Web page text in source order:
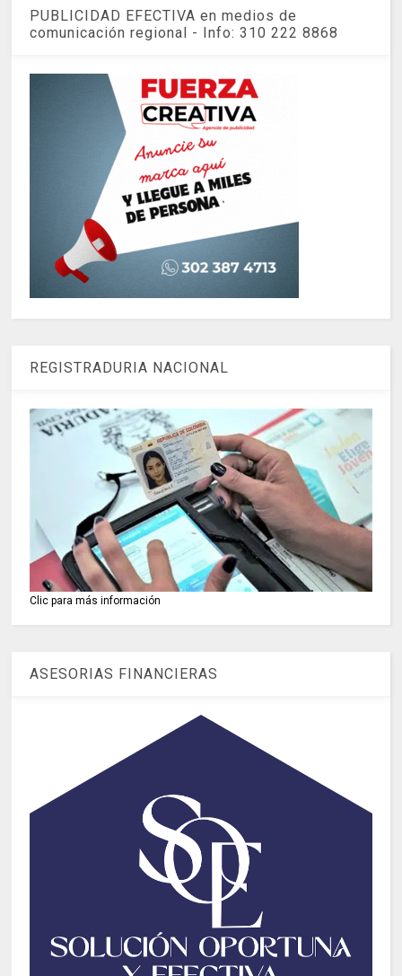
PUBLICIDAD EFECTIVA en medios de
comunicación regional - Info: 310 222 8868
REGISTRADURIA NACIONAL
Clic para más información
ASESORIAS FINANCIERAS